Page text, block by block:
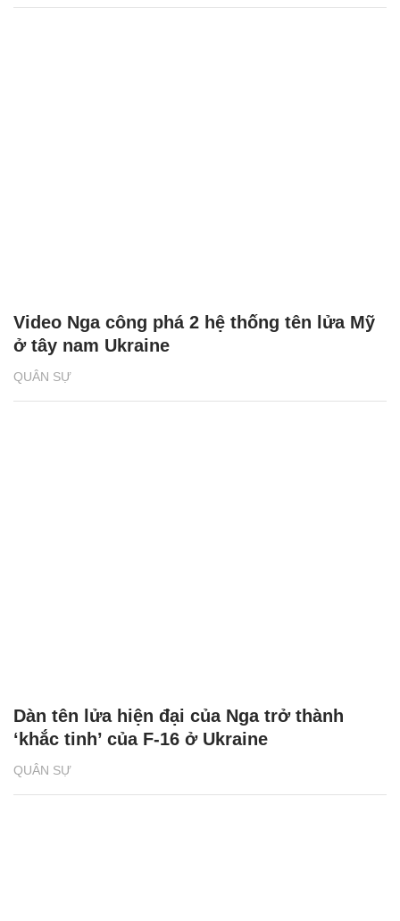
QUÂN SỰ
Video Nga công phá 2 hệ thống tên lửa Mỹ
ở tây nam Ukraine
QUÂN SỰ
Dàn tên lửa hiện đại của Nga trở thành
‘khắc tinh’ của F-16 ở Ukraine